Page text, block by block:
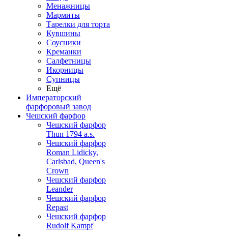
Менажницы
Мармиты
Тарелки для торта
Кувшины
Соусники
Креманки
Салфетницы
Икорницы
Супницы
Ещё
Императорский
фарфоровый завод
Чешский фарфор
Чешский фарфор
Thun 1794 a.s.
Чешский фарфор
Roman Lidicky,
Carlsbad, Queen's
Crown
Чешский фарфор
Leander
Чешский фарфор
Repast
Чешский фарфор
Rudolf Kampf